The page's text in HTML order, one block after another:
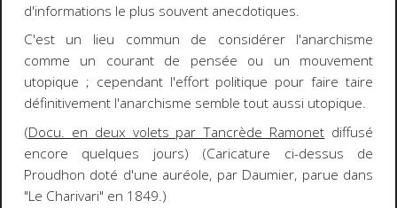
d'informations le plus souvent anecdotiques.
C'est un lieu commun de considérer l'anarchisme
comme un courant de pensée ou un mouvement
utopique ; cependant l'effort politique pour faire taire
définitivement l'anarchisme semble tout aussi utopique.
(Docu. en deux volets par Tancrède Ramonet diffusé
encore quelques jours) (Caricature ci-dessus de
Proudhon doté d'une auréole, par Daumier, parue dans
"Le Charivari" en 1849.)